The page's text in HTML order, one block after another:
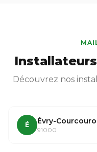
Découvrez nos
É Évry-
91000